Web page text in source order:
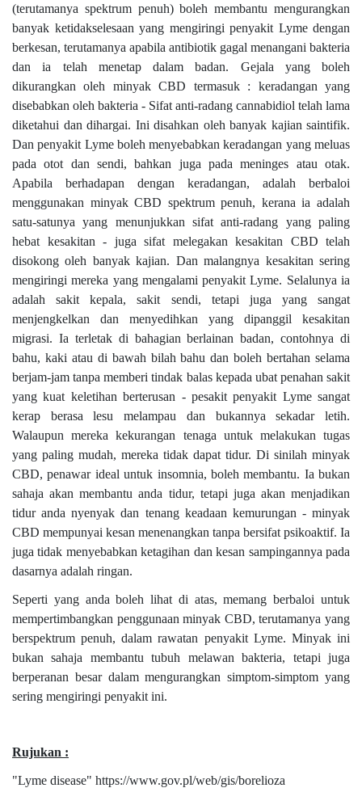
(terutamanya spektrum penuh) boleh membantu mengurangkan
banyak ketidakselesaan yang mengiringi penyakit Lyme dengan
berkesan, terutamanya apabila antibiotik gagal menangani bakteria
dan ia telah menetap dalam badan. Gejala yang boleh
dikurangkan oleh minyak CBD termasuk : keradangan yang
disebabkan oleh bakteria - Sifat anti-radang cannabidiol telah lama
diketahui dan dihargai. Ini disahkan oleh banyak kajian saintifik.
Dan penyakit Lyme boleh menyebabkan keradangan yang meluas
pada otot dan sendi, bahkan juga pada meninges atau otak.
Apabila berhadapan dengan keradangan, adalah berbaloi
menggunakan minyak CBD spektrum penuh, kerana ia adalah
satu-satunya yang menunjukkan sifat anti-radang yang paling
hebat kesakitan - juga sifat melegakan kesakitan CBD telah
disokong oleh banyak kajian. Dan malangnya kesakitan sering
mengiringi mereka yang mengalami penyakit Lyme. Selalunya ia
adalah sakit kepala, sakit sendi, tetapi juga yang sangat
menjengkelkan dan menyedihkan yang dipanggil kesakitan
migrasi. Ia terletak di bahagian berlainan badan, contohnya di
bahu, kaki atau di bawah bilah bahu dan boleh bertahan selama
berjam-jam tanpa memberi tindak balas kepada ubat penahan sakit
yang kuat keletihan berterusan - pesakit penyakit Lyme sangat
kerap berasa lesu melampau dan bukannya sekadar letih.
Walaupun mereka kekurangan tenaga untuk melakukan tugas
yang paling mudah, mereka tidak dapat tidur. Di sinilah minyak
CBD, penawar ideal untuk insomnia, boleh membantu. Ia bukan
sahaja akan membantu anda tidur, tetapi juga akan menjadikan
tidur anda nyenyak dan tenang keadaan kemurungan - minyak
CBD mempunyai kesan menenangkan tanpa bersifat psikoaktif. Ia
juga tidak menyebabkan ketagihan dan kesan sampingannya pada
dasarnya adalah ringan.
Seperti yang anda boleh lihat di atas, memang berbaloi untuk
mempertimbangkan penggunaan minyak CBD, terutamanya yang
berspektrum penuh, dalam rawatan penyakit Lyme. Minyak ini
bukan sahaja membantu tubuh melawan bakteria, tetapi juga
berperanan besar dalam mengurangkan simptom-simptom yang
sering mengiringi penyakit ini.
Rujukan :
"Lyme disease" https://www.gov.pl/web/gis/borelioza